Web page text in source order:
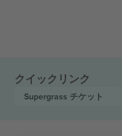
クイックリンク
Supergrass チケット